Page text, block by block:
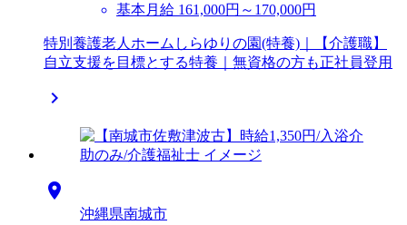
基本月給 161,000円～170,000円
特別養護老人ホームしらゆりの園(特養)｜【介護職】
自立支援を目標とする特養｜無資格の方も正社員登用


沖縄県南城市